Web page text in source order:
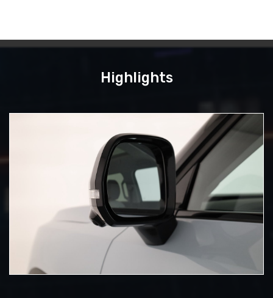
Highlights